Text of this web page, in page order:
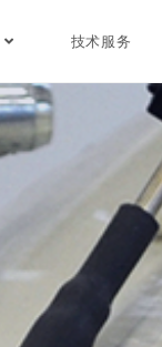
技术服务